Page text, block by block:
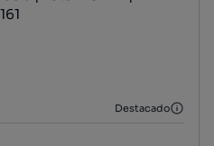
Destacado